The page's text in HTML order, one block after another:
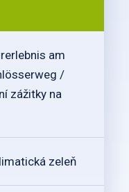
am
/
zážitky na
zeleň